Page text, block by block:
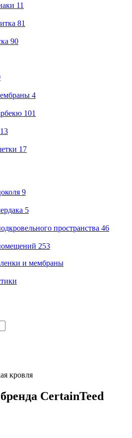
11
81
90
4
101
13
17
9
5
пространства 46
253
и мембраны
кровля
CertainTeed